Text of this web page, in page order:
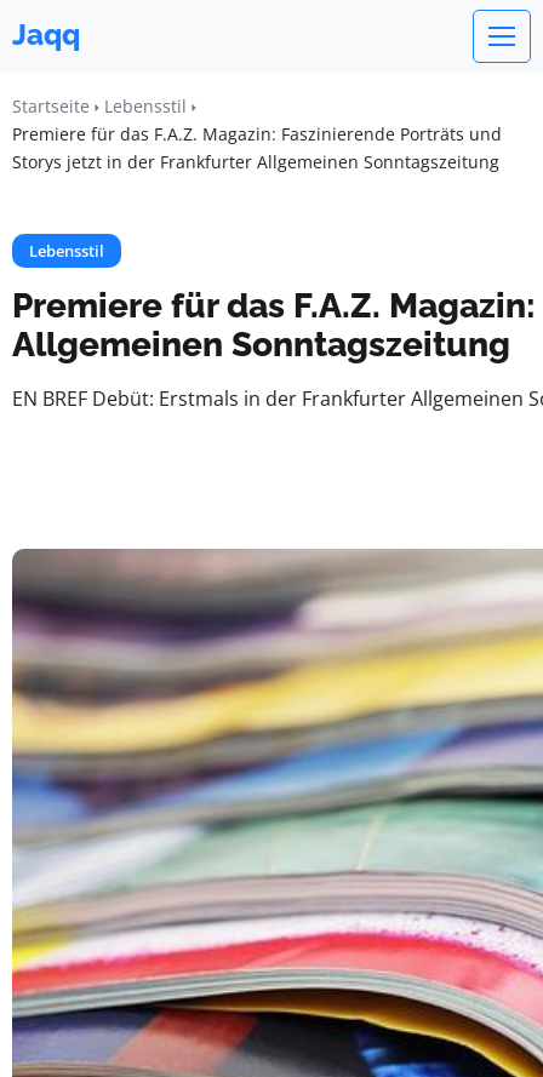
Jaqq
Startseite
Lebensstil
Premiere für das F.A.Z. Magazin: Faszinierende Porträts und
Storys jetzt in der Frankfurter Allgemeinen Sonntagszeitung
Lebensstil
Premiere für das F.A.Z.
Allgemeinen Sonntagszeitung
EN BREF Debüt: Erstmals in der Frankfurter